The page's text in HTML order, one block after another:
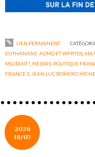
LIEN PERMANENT
EUTHANASIE, ADMD ET WFRTDS MA
MILITANT ! MEDIAS POLITIQUE
FRANCE 3 JEAN LUC ROMERO
2026
18/07